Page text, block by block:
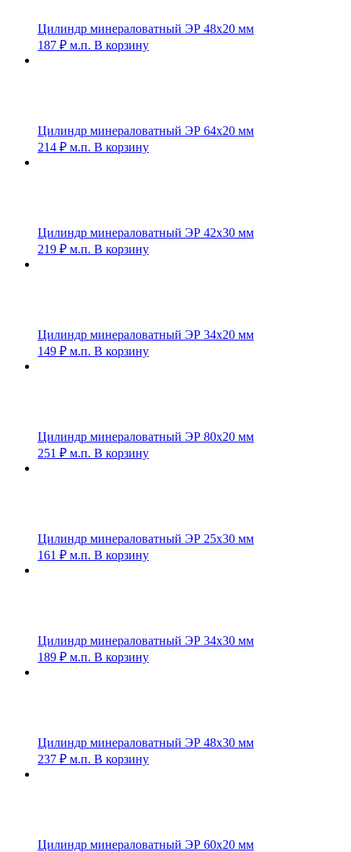
Цилиндр минераловатный ЭР 48х20 мм
187 ₽ м.п. В корзину
Цилиндр минераловатный ЭР 64х20 мм
214 ₽ м.п. В корзину
Цилиндр минераловатный ЭР 42х30 мм
219 ₽ м.п. В корзину
Цилиндр минераловатный ЭР 34х20 мм
149 ₽ м.п. В корзину
Цилиндр минераловатный ЭР 80х20 мм
251 ₽ м.п. В корзину
Цилиндр минераловатный ЭР 25х30 мм
161 ₽ м.п. В корзину
Цилиндр минераловатный ЭР 34х30 мм
189 ₽ м.п. В корзину
Цилиндр минераловатный ЭР 48х30 мм
237 ₽ м.п. В корзину
Цилиндр минераловатный ЭР 60х20 мм